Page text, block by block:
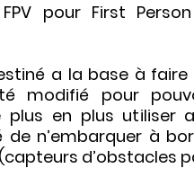
pour First
a la base à
modifié pour
plus en plus utiliser
de n’embarquer à
d’obstacles